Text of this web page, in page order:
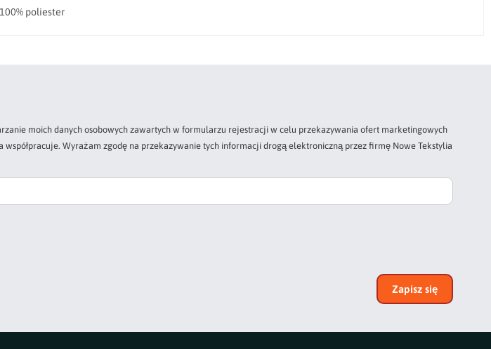
poliester
moich danych osobowych zawartych w formularzu rejestracji w celu przekazywania ofert marketingowych
Wyrażam zgodę na przekazywanie tych informacji drogą elektroniczną przez firmę Nowe Tekstylia
Zapisz się